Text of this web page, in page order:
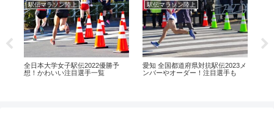
駅伝マラソン陸上
全日本大学女子駅伝2022優勝予
想！かわいい注目選手一覧
駅伝マラソン陸上
愛知 全国都道府県対抗駅伝2023メ
ンバーやオーダー！注目選手も